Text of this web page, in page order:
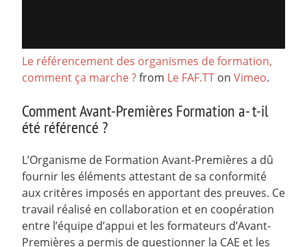
Le référencement des organismes de formation,
comment ça marche ?from Le FAF.TT on Vimeo.
Comment Avant-Premières Formation a- t-il
été référencé ?
L’Organisme de Formation Avant-Premières a dû
fournir les éléments attestant de sa conformité
aux critères imposés en apportant des preuves. Ce
travail réalisé en collaboration et en coopération
entre l’équipe d’appui et les formateurs d’Avant-
Premières a permis de questionner la CAE et les